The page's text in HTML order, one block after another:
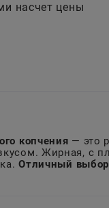
насчет цены
копчения — это
Жирная, с
Отличный